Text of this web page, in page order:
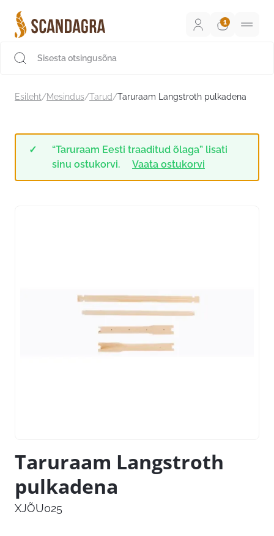
sisu
juurde
Esileht/Mesindus/Tarud/Taruraam Langstroth pulkadena
“Taruraam Eesti traaditud õlaga” lisati
sinu ostukorvi.
Vaata ostukorvi
Taruraam Langstroth
pulkadena
XJÕU025